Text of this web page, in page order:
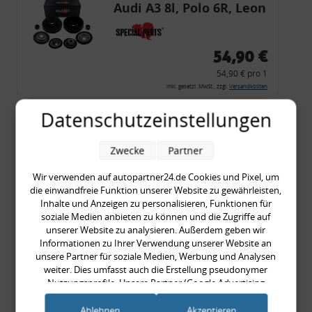
Audi A3 8l, Polo 6R, Leon
54,90 €
54,90 € pro 1
inkl. gesetzl. MwSt., zzgl. Versandkosten
Merkzettel
Rückleuchtenband mit
Blinker, rot, US-Ecken,
Audi 80 Cabrio, Typ 89,
OE-Nr.: 8G0945225 +
8G0945225C
999,99 €
999,99 € pro 1
Datenschutzeinstellungen
Wir verwenden auf autopartner24.de Cookies und Pixel, um
die einwandfreie Funktion unserer Website zu gewährleisten,
Inhalte und Anzeigen zu personalisieren, Funktionen für
soziale Medien anbieten zu können und die Zugriffe auf
unserer Website zu analysieren. Außerdem geben wir
Informationen zu Ihrer Verwendung unserer Website an
unsere Partner für soziale Medien, Werbung und Analysen
weiter. Dies umfasst auch die Erstellung pseudonymer
Nutzungsprofile. Unsere Partner (Google Advertising
Products) führen diese Informationen möglicherweise mit
weiteren Daten zusammen, die Sie ihnen bereitgestellt haben
Zwecke Partner